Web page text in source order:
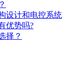
设计和电控系统
优势吗?
择？